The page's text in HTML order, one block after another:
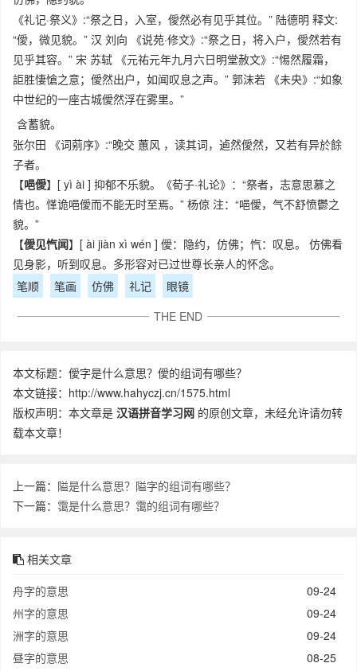
《礼记·祭义》:“祭之日，入室，僾然必有见乎其位。” 陆德明 释文:
“僾，微见貌。” 汉 刘向 《说苑·修文》:“祭之日，将入户，僾然若有
见乎其容。” 宋 苏轼 《元祐元年九月六日明堂赦文》:“惕然履霜，
詎胜悽愴之意；僾然出户，如闻叹息之声。” 郭沫若 《未央》:“如象
中世纪的一座古城僾然浮在雾里。”
含蓄貌。
张尔田 《词莂序》:“晚交 蕙风 ，读其词，逌然僾然，又若有异於餘
子者。
【唈僾】[ yì ài ] 抑郁不乐貌。《荀子·礼论》：“祭者，志意思慕之
情也。愅诡唈僾而不能无时至焉。” 杨倞 注：“唈僾，气不舒愤鬱之
貌。”
【僾见忾闻】[ ài jiàn xì wén ] 僾：隐约，仿佛；忾：叹息。 仿佛看
见身影，听到叹息。多形容对已过世尊长亲人的怀念。
笔顺
笔画 仿佛 礼记
眼镜
THE END
本文标题：僾字是什么意思？僾的组词有哪些？
本文链接：http://www.hahyczj.cn/1575.html
版权声明：本文章是 汉语拼音学习网 的原创文章，未经允许请勿转
载本文章！
上一篇： 隘是什么意思？隘字的组词有哪些？
下一篇： 霭是什么意思？霭的组词有哪些？
相关文章
09-24
舟字的意思
09-24
州字的意思
09-24
洲字的意思
08-25
昼字的意思